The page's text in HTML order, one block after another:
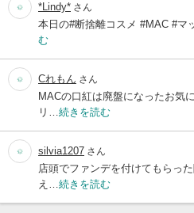
*Lindy* さん
本日の#断捨離コスメ #MAC #
む
Cれもん さん
MACの口紅は廃盤になったお気
リ…続きを読む
silvia1207 さん
店頭でファンデを付けてもらっ
え…続きを読む